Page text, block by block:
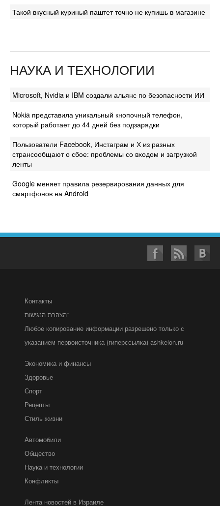
Такой вкусный куриный паштет точно не купишь в магазине
НАУКА И ТЕХНОЛОГИИ
Microsoft, Nvidia и IBM создали альянс по безопасности ИИ
Nokia представила уникальный кнопочный телефон,
который работает до 44 дней без подзарядки
Пользователи Facebook, Инстаграм и Х из разных
странсообщают о сбое: проблемы со входом и загрузкой
ленты
Google меняет правила резервирования данных для
смартфонов на Android
Контакты
הצהרת הנגישות*
Любое копирование информации разрешено только с
указанием первоисточника (гиперссылка) ashkelon.ru
Экономика и финансы
Здоровье
Спорт
Рецепты
Стиль жизни
Автомобили
Общество
Наука и технологии
Конфликты
Лента новостей в Израиле